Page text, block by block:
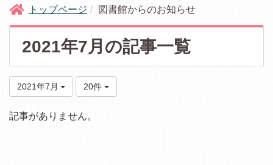
トップページ 図書館からのお知らせ
2021年7月の記事一覧
2021年7月 20件
記事がありません。